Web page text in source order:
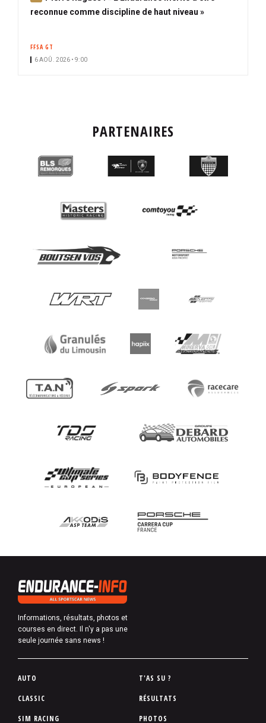
b
reconnue comme discipline de haut niveau »
FFSA GT
6 AOÛ. 2026 • 9:00
PARTENAIRES
Informations, résultats, photos et
courses en direct. Il n'y a pas une
seule journée sans news !
P
d
AUTO
CLASSIC
SIM RACING
T'AS SU ?
RÉSULTATS
PHOTOS